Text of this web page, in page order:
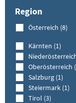
Region
Österreich (8)
Kärnten (1)
Oberösterreich
Salzburg (1)
Steiermark (1)
Tirol (3)